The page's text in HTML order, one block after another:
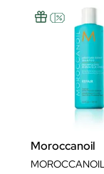
Moroccanoil